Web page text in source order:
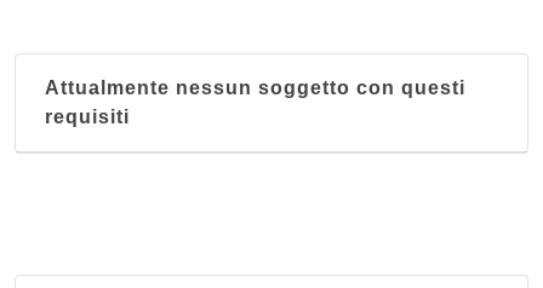
Attualmente nessun soggetto con questi
requisiti